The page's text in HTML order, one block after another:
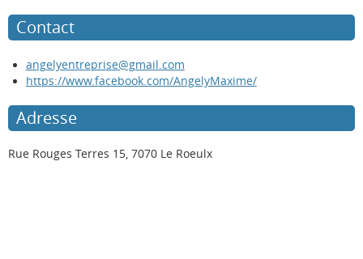
Contact
angelyentreprise@gmail.com
https://www.facebook.com/AngelyMaxime/
Adresse
Rue Rouges Terres 15, 7070 Le Roeulx